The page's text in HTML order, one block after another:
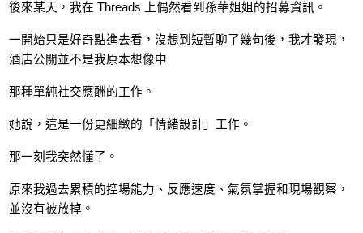
後來某天，我在 Threads 上偶然看到孫華姐姐的招募資訊。
一開始只是好奇點進去看，沒想到短暫聊了幾句後，我才發現，
酒店公關並不是我原本想像中
那種單純社交應酬的工作。
她說，這是一份更細緻的「情緒設計」工作。
那一刻我突然懂了。
原來我過去累積的控場能力、反應速度、氣氛掌握和現場觀察，
並沒有被放掉。